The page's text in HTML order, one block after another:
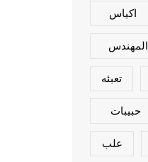
اكياس
المهندس
تعبئه
حبيبات
علب